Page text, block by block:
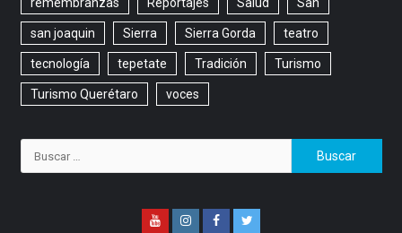
remembranzas Reportajes Salud San
san joaquin Sierra Sierra Gorda teatro
tecnología tepetate Tradición Turismo
Turismo Querétaro voces